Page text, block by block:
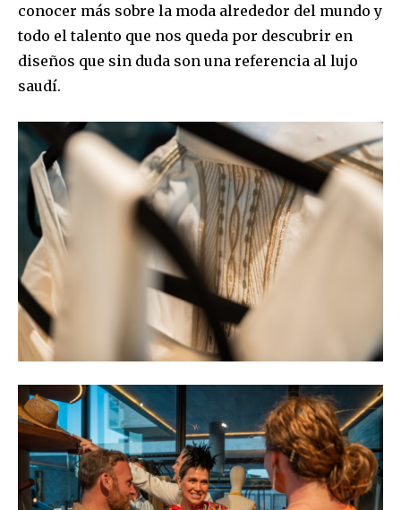
conocer más sobre la moda alrededor del mundo y
todo el talento que nos queda por descubrir en
diseños que sin duda son una referencia al lujo
saudí.